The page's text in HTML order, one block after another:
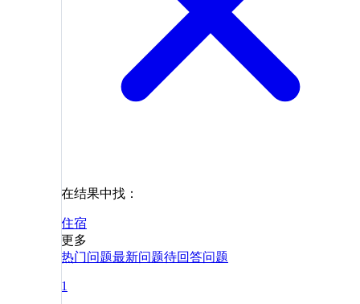
在结果中找：
住宿
更多
热门问题最新问题待回答问题
1